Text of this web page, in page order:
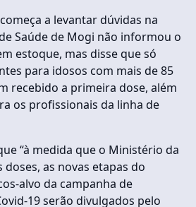
a levantar dúvidas na
Saúde de Mogi não informou o
estoque, mas disse que só
para idosos com mais de 85
recebido a primeira dose, além
os profissionais da linha de
“à medida que o Ministério da
doses, as novas etapas do
alvo da campanha de
19 serão divulgados pelo